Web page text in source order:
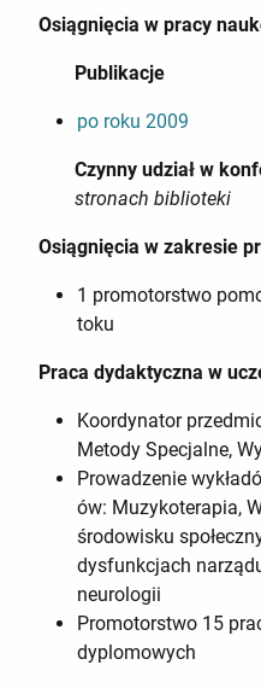
Osiągnięcia w pracy
Publikacje
po roku 2009
Czynny udział w
stronach biblioteki
Osiągnięcia w zakresie
1 promotorstwo
toku
Praca dydaktyczna w
Koordynator
Metody Specjalne,
Prowadzenie
ów: Muzykoterapia,
środowisku
dysfunkcjach
neurologii
Promotorstwo 15
dyplomowych